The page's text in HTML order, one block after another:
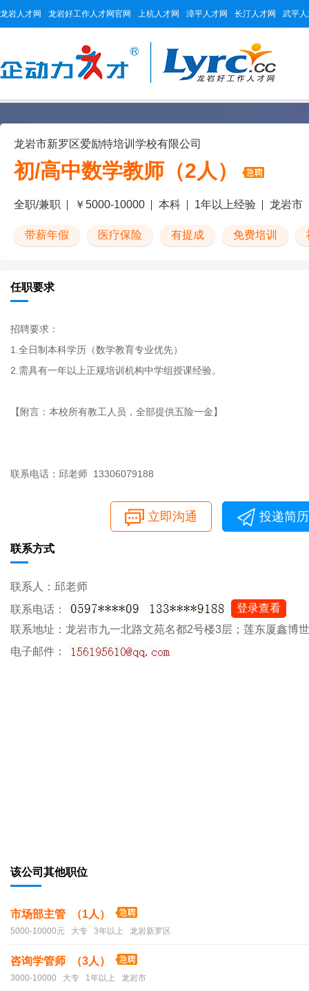
龙岩人才网 龙岩好工作人才网官网 上杭人才网 漳平人才网 长汀人才网 武平
龙岩市新罗区爱励特培训学校有限公司
初/高中数学教师（2人）
全职/兼职 ￥5000-10000 本科 1年以上经验 龙岩市
带薪年假 医疗保险 有提成 免费培训
任职要求
招聘要求：
1.全日制本科学历（数学教育专业优先）
2.需具有一年以上正规培训机构中学组授课经验。
【附言：本校所有教工人员，全部提供五险一金】
联系电话：邱老师 13306079188
立即沟通 投递简历
联系方式
联系人：邱老师
联系电话：
登录查看
联系地址：龙岩市九一北路文苑名都2号楼3层；莲东厦鑫博
电子邮件：
该公司其他职位
市场部主管 （1人）
5000-10000元 大专 3年以上 龙岩新罗区
咨询学管师 （3人）
3000-10000 大专 1年以上 龙岩市